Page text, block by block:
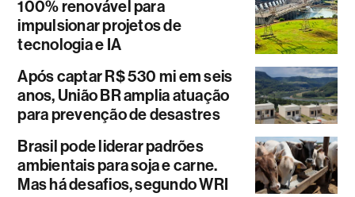
100% renovável para
impulsionar projetos de
tecnologia e IA
Após captar R$ 530 mi em seis
anos, União BR amplia atuação
para prevenção de desastres
Brasil pode liderar padrões
ambientais para soja e carne.
Mas há desafios, segundo WRI